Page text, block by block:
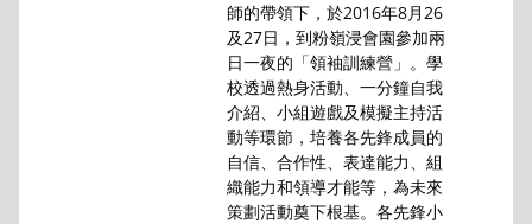
師的帶領下，於2016年8月26
及27日，到粉嶺浸會園參加兩
日一夜的「領袖訓練營」。學
校透過熱身活動、一分鐘自我
介紹、小組遊戲及模擬主持活
動等環節，培養各先鋒成員的
自信、合作性、表達能力、組
織能力和領導才能等，為未來
策劃活動奠下根基。各先鋒小